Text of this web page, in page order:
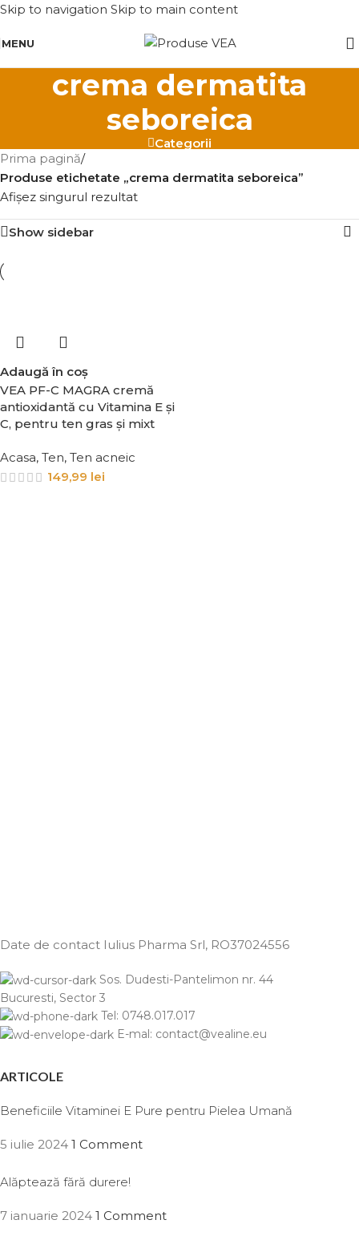
Skip to navigation Skip to main content
MENU
crema dermatita
seboreica
Categorii
Prima pagină/
Produse etichetate „crema dermatita seboreica”
Afișez singurul rezultat
Show sidebar
Adaugă în coș
VEA PF-C MAGRA cremă
antioxidantă cu Vitamina E și
C, pentru ten gras și mixt
Acasa, Ten, Ten acneic
149,99 lei
Date de contact Iulius Pharma Srl, RO37024556
Sos. Dudesti-Pantelimon nr. 44
Bucuresti, Sector 3
Tel: 0748.017.017
E-mal: contact@vealine.eu
ARTICOLE
Beneficiile Vitaminei E Pure pentru Pielea Umană
5 iulie 2024 1 Comment
Alăptează fără durere!
7 ianuarie 2024 1 Comment